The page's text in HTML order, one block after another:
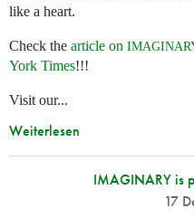
like a heart.
Check the article on
York Times!!!
Visit our...
Weiterlesen
IMAGINARY is
17